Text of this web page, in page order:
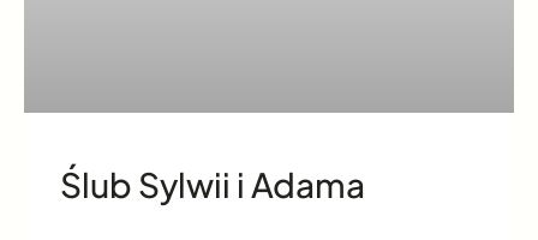
Ślub Sylwii i Adama